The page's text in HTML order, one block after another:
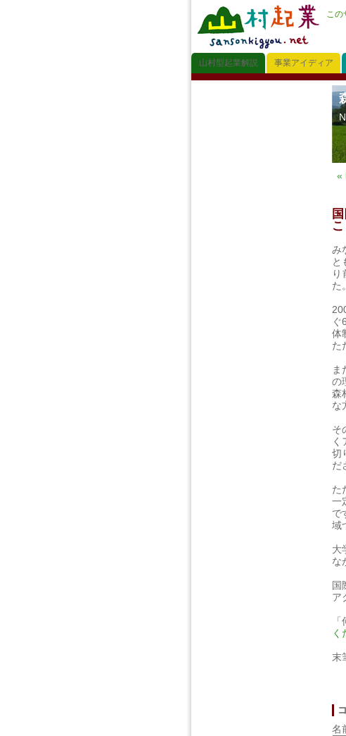
この
山村型起業解説 事業アイディア
«
み
と
り
た。
ぐ
体
た
ま
の
森
な
そ
く
切
だ
た
一
で
域
大
な
国
ア
く
末
名